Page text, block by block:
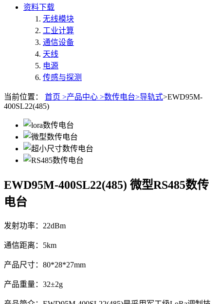
资料下载
无线模块
工业计算
通信设备
天线
电源
传感与探测
当前位置： 首页 >产品中心 >数传电台>导轨式>EWD95M-
400SL22(485)
EWD95M-400SL22(485) 微型RS485数传
电台
发射功率：22dBm
通信距离：5km
产品尺寸：80*28*27mm
产品重量：32±2g